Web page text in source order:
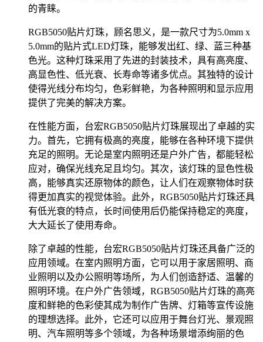
的青睐。
RGB5050贴片灯珠，顾名思义，是一款尺寸为5.0mm x
5.0mm的贴片式LED灯珠，能够发出红、绿、蓝三种基
色光。这种灯珠采用了先进的封装技术，具有高亮度、
高显色性、低光衰、长寿命等诸多优点。其独特的设计
使得光线分布均匀，色彩鲜艳，为各种照明和显示应用
提供了完美的解决方案。
在性能方面，台宏RGB5050贴片灯珠展现出了卓越的实
力。首先，它拥有极高的亮度，能够在各种环境下提供
充足的照明。无论是室内照明还是户外广告，都能轻松
应对，确保光线充足且均匀。其次，该灯珠的显色性极
高，能够真实还原物体的颜色，让人们在观察物体时获
得更加真实的视觉体验。此外，RGB5050贴片灯珠还具
有低光衰的特点，长时间使用后仍能保持稳定的亮度，
大大延长了使用寿命。
除了卓越的性能，台宏RGB5050贴片灯珠还具备广泛的
应用领域。在室内照明方面，它可以用于家居照明、商
业照明以及办公照明等场所，为人们创造舒适、温馨的
照明环境。在户外广告领域，RGB5050贴片灯珠的高亮
度和鲜艳的色彩使其成为制作广告牌、灯箱等宣传设施
的理想选择。此外，它还可以应用于舞台灯光、景观照
明、汽车照明等多个领域，为各种场景增添绚丽的色